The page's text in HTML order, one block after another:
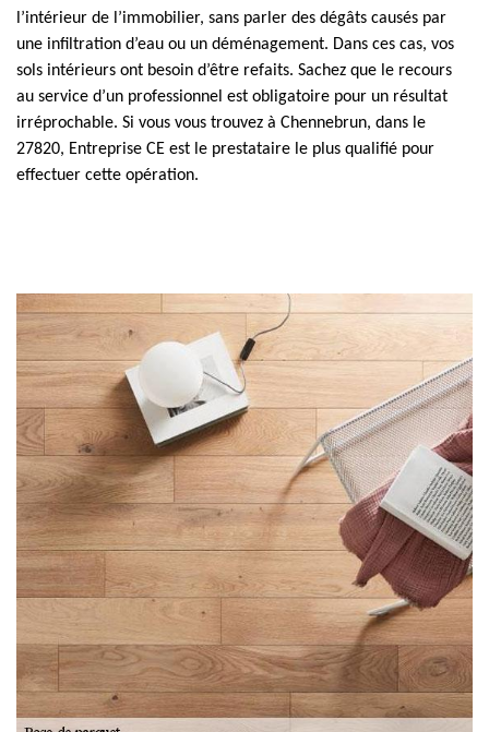
l’intérieur de l’immobilier, sans parler des dégâts causés par
une infiltration d’eau ou un déménagement. Dans ces cas, vos
sols intérieurs ont besoin d’être refaits. Sachez que le recours
au service d’un professionnel est obligatoire pour un résultat
irréprochable. Si vous vous trouvez à Chennebrun, dans le
27820, Entreprise CE est le prestataire le plus qualifié pour
effectuer cette opération.